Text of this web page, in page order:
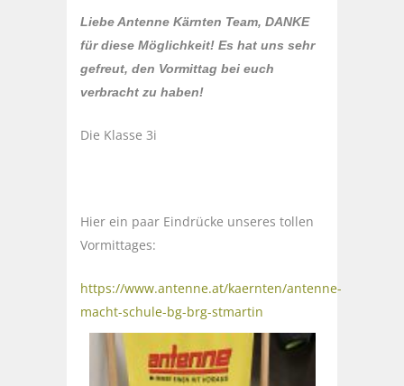
Liebe Antenne Kärnten Team, DANKE
für diese Möglichkeit! Es hat uns sehr
gefreut, den Vormittag bei euch
verbracht zu haben!
Die Klasse 3i
Hier ein paar Eindrücke unseres tollen
Vormittages:
https://www.antenne.at/kaernten/antenne-
macht-schule-bg-brg-stmartin